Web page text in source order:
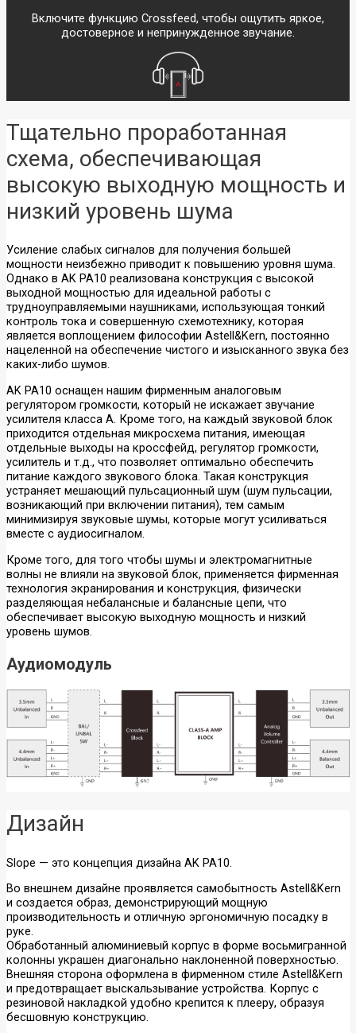
Усилители и
ЦАП-усилители
Усилители
Звуковые карты
и микшеры
Внешние звуковые
Микшеры
Комплекты
Микрофоны
Микрофоны для
блогеров
Микрофоны для
компьютера
Студийные
Вокальные
Инструментальные
Накамерные
Петличные/с
оголовьем
Гарнитурные
Настольные
Для конференций
Аксессуары
CD-проигрыватели
оборудование
Wi-Fi РОУТЕРЫ
(МАРШРУТИЗАТОРЫ)
Wi-Fi точка
Wi-Fi USB-адаптер
Адаптер PCI-E
VPN роутер
(маршрутизатор)
Коммутаторы
Удлинитель PoE
Wi-Fi / LTE роутер
(маршрутизатор)
Включите функцию Crossfeed, чтобы ощутить яркое,
достоверное и непринужденное звучание.
Тщательно проработанная
схема, обеспечивающая
высокую выходную мощность и
низкий уровень шума
Усиление слабых сигналов для получения большей
мощности неизбежно приводит к повышению уровня шума.
Однако в AK PA10 реализована конструкция с высокой
выходной мощностью для идеальной работы с
трудноуправляемыми наушниками, использующая тонкий
контроль тока и совершенную схемотехнику, которая
является воплощением философии Astell&Kern, постоянно
нацеленной на обеспечение чистого и изысканного звука без
каких-либо шумов.
AK PA10 оснащен нашим фирменным аналоговым
регулятором громкости, который не искажает звучание
усилителя класса А. Кроме того, на каждый звуковой блок
приходится отдельная микросхема питания, имеющая
отдельные выходы на кроссфейд, регулятор громкости,
усилитель и т.д., что позволяет оптимально обеспечить
питание каждого звукового блока. Такая конструкция
устраняет мешающий пульсационный шум (шум пульсации,
возникающий при включении питания), тем самым
минимизируя звуковые шумы, которые могут усиливаться
вместе с аудиосигналом.
Кроме того, для того чтобы шумы и электромагнитные
волны не влияли на звуковой блок, применяется фирменная
технология экранирования и конструкция, физически
разделяющая небалансные и балансные цепи, что
обеспечивает высокую выходную мощность и низкий
уровень шумов.
Аудиомодуль
Дизайн
Slope — это концепция дизайна AK PA10.
Во внешнем дизайне проявляется самобытность Astell&Kern
и создается образ, демонстрирующий мощную
производительность и отличную эргономичную посадку в
руке.
Обработанный алюминиевый корпус в форме восьмигранной
колонны украшен диагонально наклоненной поверхностью.
Внешняя сторона оформлена в фирменном стиле Astell&Kern
и предотвращает выскальзывание устройства. Корпус с
резиновой накладкой удобно крепится к плееру, образуя
бесшовную конструкцию.